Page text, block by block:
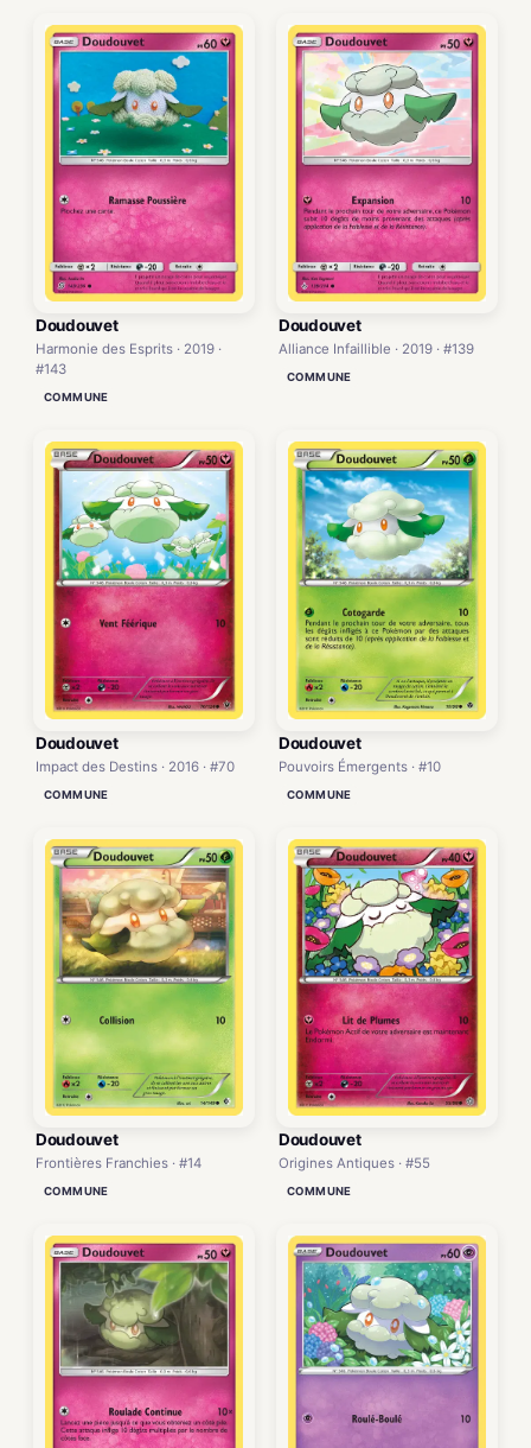
Doudouvet
Harmonie des Esprits · 2019 ·
#143
COMMUNE
Doudouvet
Alliance Infaillible · 2019 · #139
COMMUNE
Doudouvet
Impact des Destins · 2016 · #70
COMMUNE
Doudouvet
Pouvoirs Émergents · #10
COMMUNE
Doudouvet
Frontières Franchies · #14
COMMUNE
Doudouvet
Origines Antiques · #55
COMMUNE